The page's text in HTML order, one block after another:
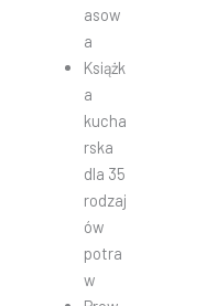
asow
a
Książk
a
kucha
rska
dla 35
rodzaj
ów
potra
w